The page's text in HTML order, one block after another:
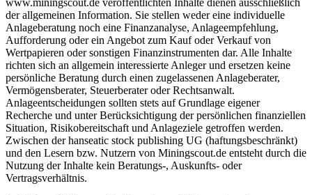
www.miningscout.de veröffentlichten Inhalte dienen ausschließlich
der allgemeinen Information. Sie stellen weder eine individuelle
Anlageberatung noch eine Finanzanalyse, Anlageempfehlung,
Aufforderung oder ein Angebot zum Kauf oder Verkauf von
Wertpapieren oder sonstigen Finanzinstrumenten dar. Alle Inhalte
richten sich an allgemein interessierte Anleger und ersetzen keine
persönliche Beratung durch einen zugelassenen Anlageberater,
Vermögensberater, Steuerberater oder Rechtsanwalt.
Anlageentscheidungen sollten stets auf Grundlage eigener
Recherche und unter Berücksichtigung der persönlichen finanziellen
Situation, Risikobereitschaft und Anlageziele getroffen werden.
Zwischen der hanseatic stock publishing UG (haftungsbeschränkt)
und den Lesern bzw. Nutzern von Miningscout.de entsteht durch die
Nutzung der Inhalte kein Beratungs-, Auskunfts- oder
Vertragsverhältnis.